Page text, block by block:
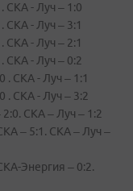
СКА - Луч – 1:0
СКА - Луч – 3:1
СКА - Луч – 2:1
СКА - Луч – 0:2
. СКА - Луч – 1:1
. СКА - Луч – 3:2
СКА – Луч – 1:2
– 5:1. СКА – Луч –
Энергия – 0:2.